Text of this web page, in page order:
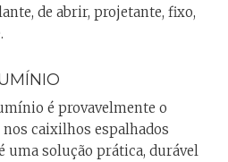
de abrir, projetante, fixo,
é provavelmente o
caixilhos espalhados
uma solução prática, durável